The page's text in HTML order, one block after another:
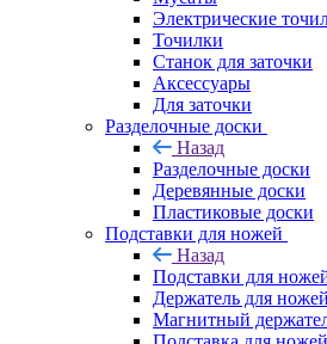
Электрические
Точилки
Станок для заточки
Аксессуары
Для заточки
Разделочные доски
Назад
Разделочные доски
Деревянные доски
Пластиковые доски
Подставки для ножей
Назад
Подставки для
Держатель для ножей
Магнитный